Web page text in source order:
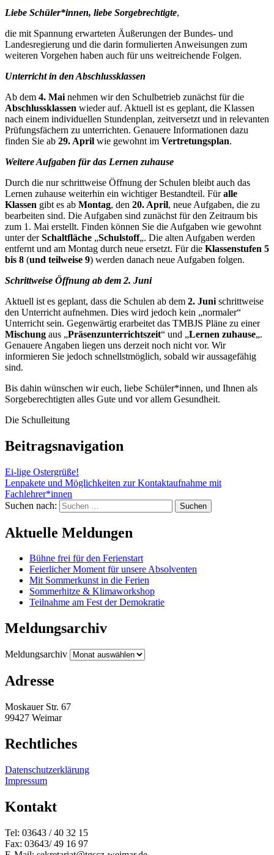
Liebe Schüler*innen, liebe Sorgebrechtigte,
die mit Spannung erwarteten Äußerungen der Bundes- und
Landesregierung und die darin formulierten Anweisungen zum
weiteren Vorgehen haben auch für uns weitreichende Folgen.
Unterricht in den Abschlussklassen
Ab dem 4. Mai nehmen wir den Schulbetrieb zunächst für die
Abschlussklassen wieder auf. Aktuell ist es geplant, die Klassen
nach einem individuellen Stundenplan, zeitversetzt und in relevanten
Prüfungsfächern zu unterrichten. Genauere Informationen dazu
finden Sie ab 29. April wie gewohnt im Vertretungsplan.
Weitere Aufgaben für das Lernen zuhause
Durch die nur schrittweise Öffnung der Schulen bleibt auch das
Lernen zuhause weiterhin ein wichtiger Bestandteil. Füralle
Klassen gibt es ab Montag, den 20. April, neue Aufgaben, die zu
bearbeiten sind. Die Aufgaben sind zunächst für den Zeitraum bis
zum 1. Mai erstellt. Finden können Sie die Aufgaben wie gewohnt
unter derSchaltfläche „Schulstoff„. Die alten Aufgaben werden
entfernt und am Montag durch neue ersetzt. Für die Klassenstufen 5
bis 8 (und teilweise 9) werden danach neue Aufgaben folgen.
Schrittweise Öffnung ab dem 2. Juni
Aktuell ist es geplant, dass die Schulen ab dem 2. Juni schrittweise
den Unterricht aufnehmen. Dies wird jedoch kein „normaler“
Unterricht sein. Gegenwärtig erarbeitet das TMBJS Pläne zu einer
Mischung aus „Präsenzunterrichtszeit“ und „Lernen zuhause„.
Genauere Angaben liegen uns derzeit noch nicht vor. Wir
informieren Sie jedoch schnellstmöglich, sobald wir aussagefähig
sind.
Bis dahin wünschen wir euch, liebe Schüler*innen, und Ihnen als
Sorgeberechtigten alles Gute und vor allem Gesundheit.
Die Schulleitung
Beitragsnavigation
Ei-lige Ostergrüße!
Lenpakete und Möglichkeiten zur Kontaktaufnahme mit
Fachlehrer*innen
Suchen nach:
Aktuelle Meldungen
Bühne frei für den Ferienstart
Feierlicher Moment für unsere Absolventen
Mit Sommerkunst in die Ferien
Sommerhitze & Klimaworkshop
Teilnahme am Fest der Demokratie
Meldungsarchiv
Meldungsarchiv
Adresse
Moskauer Str. 67
99427 Weimar
Rechtliches
Datenschutzerklärung
Impressum
Kontakt
Tel: 03643 / 40 32 15
Fax: 03643/ 49 16 97